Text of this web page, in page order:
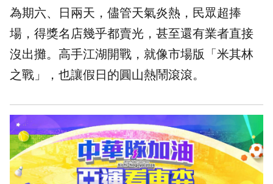
為期六、日兩天，儘管天氣炎熱，民眾超捧
場，得獎名店幾乎都賣光，甚至還有業者直接
沒出攤。高手江湖開戰，就像市場版「米其林
之戰」，也讓假日的圓山熱鬧滾滾。